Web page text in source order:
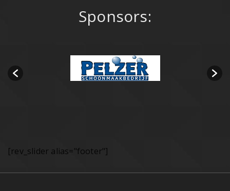
Sponsors:
[rev_slider alias="footer"]